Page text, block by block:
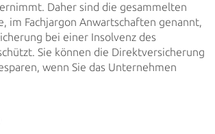
Daher sind die gesammelten
im Fachjargon Anwartschaften genannt,
bei einer Insolvenz des
Sie können die Direktversicherung
wenn Sie das Unternehmen